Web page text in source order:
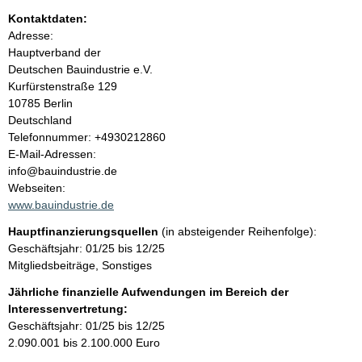
n
h
a
l
t
Kontaktdaten:
Adresse:
Hauptverband der
Deutschen Bauindustrie e.V.
Kurfürstenstraße 129
10785 Berlin
Deutschland
K
o
n
t
a
t
i
n
f
o
r
m
Telefonnummer: +4930212860
E-Mail-Adressen:
info@bauindustrie.de
Webseiten:
www.bauindustrie.de
Hauptfinanzierungsquellen (in absteigender Reihenfolge):
Geschäftsjahr: 01/25 bis 12/25
Mitgliedsbeiträge, Sonstiges
Jährliche finanzielle Aufwendungen im Bereich der
Interessenvertretung:
Geschäftsjahr: 01/25 bis 12/25
2.090.001 bis 2.100.000 Euro